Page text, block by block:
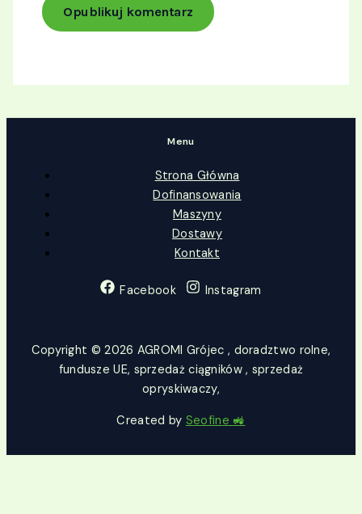
Menu
Strona Główna
Dofinansowania
Maszyny
Dostawy
Kontakt
Facebook Instagram
Copyright © 2026 AGROMI Grójec , doradztwo rolne,
fundusze UE, sprzedaż ciągników , sprzedaż
opryskiwaczy,
Created by Seofine 🚜